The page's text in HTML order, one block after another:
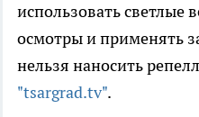
использовать светлые
осмотры и применять
нельзя наносить
"tsargrad.tv".